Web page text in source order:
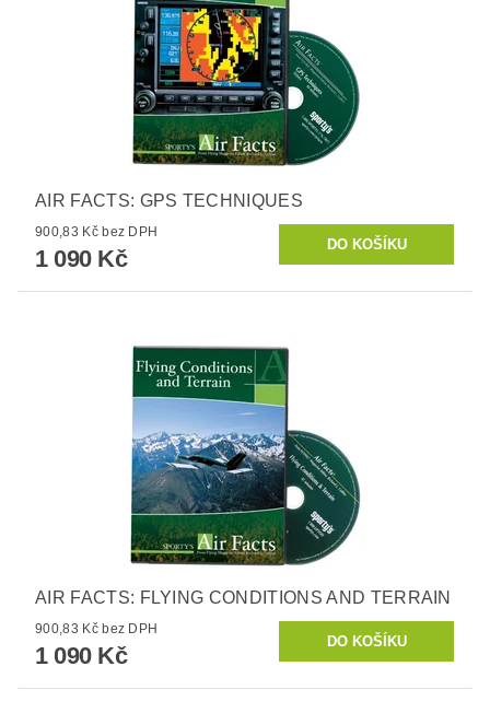
AIR FACTS: GPS TECHNIQUES
900,83 Kč bez DPH
1 090 Kč
AIR FACTS: FLYING CONDITIONS AND TERRAIN
900,83 Kč bez DPH
1 090 Kč